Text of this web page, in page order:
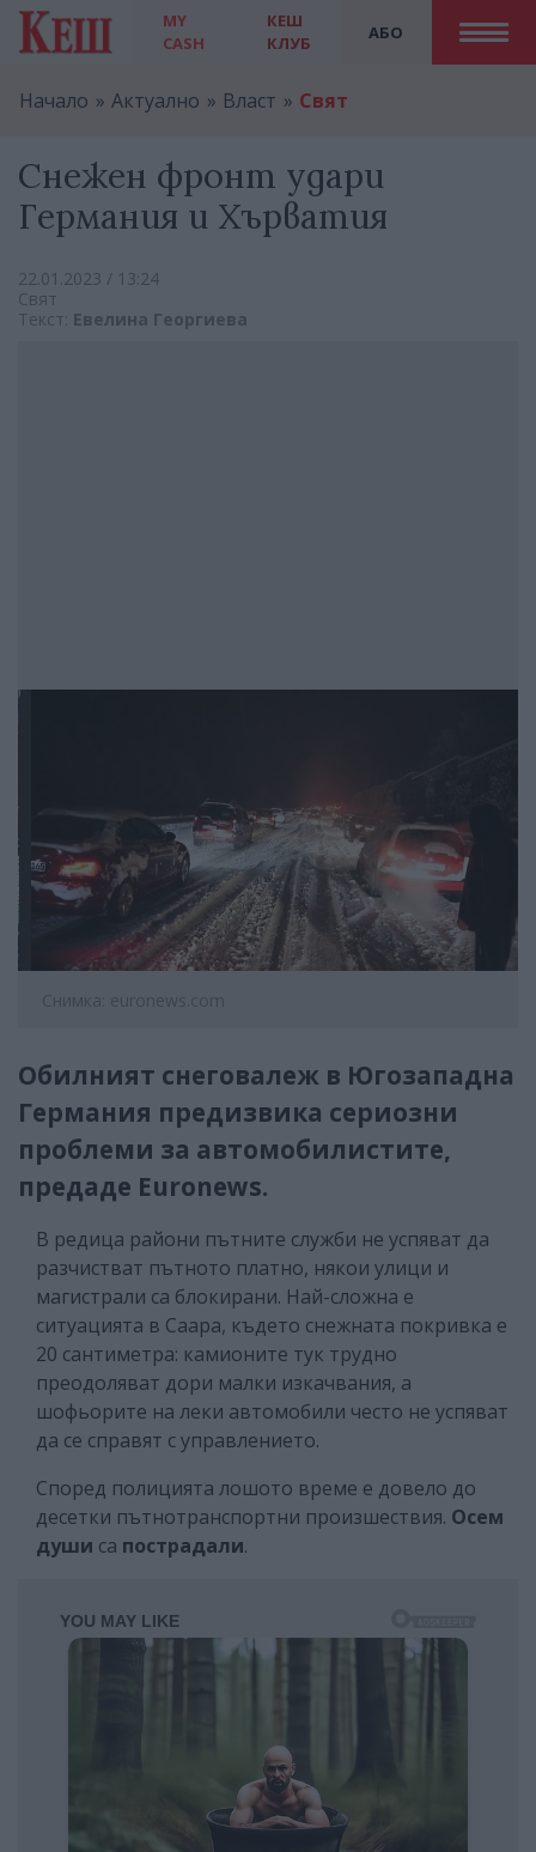
MY
CASH
АБО
КЕШ
КЛУБ
Начало Актуално Власт Свят
Снежен фронт удари
Германия и Хърватия
22.01.2023 / 13:24
Свят
Текст: Евелина Георгиева
Снимка: euronews.com
Обилният снеговалеж в Югозападна
Германия предизвика сериозни
проблеми за автомобилистите,
предаде Еuronews.
В редица райони пътните служби не успяват да
разчистват пътното платно, някои улици и
магистрали са блокирани. Най-сложна е
ситуацията в Саара, където снежната покривка е
20 сантиметра: камионите тук трудно
преодоляват дори малки изкачвания, а
шофьорите на леки автомобили често не успяват
да се справят с управлението.
Според полицията лошото време е довело до
десетки пътнотранспортни произшествия. Осем
души са пострадали.